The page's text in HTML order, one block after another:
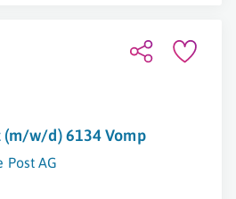
w/d) 6134 Vomp
Post AG